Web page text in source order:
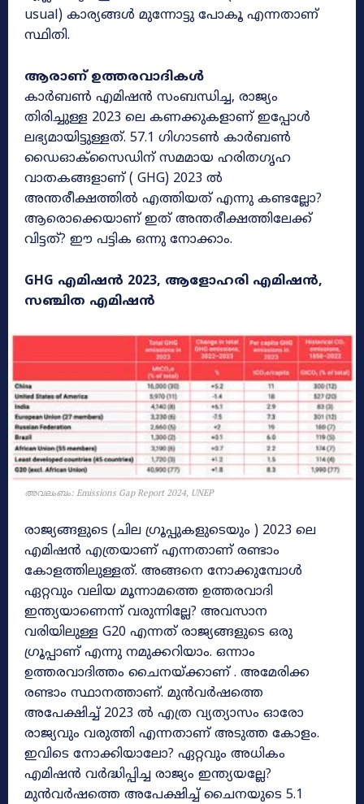
usual) കാര്യങ്ങൾ മുന്നോട്ടു പോകൂ എന്നതാണ്
സ്ഥിതി.
ആരാണ് ഉത്തരവാദികൾ
കാർബൺ എമിഷൻ സംബന്ധിച്ച, രാജ്യം
തിരിച്ചുള്ള 2023 ലെ കണക്കുകളാണ് ഇപ്പോൾ
ലഭ്യമായിട്ടുള്ളത്. 57.1 ഗിഗാടൺ കാർബൺ
ഡൈഓക്സൈഡിന് സമമായ ഹരിതഗൃഹ
വാതകങ്ങളാണ് ( GHG) 2023 ൽ
അന്തരീക്ഷത്തിൽ എത്തിയത് എന്നു കണ്ടല്ലോ?
ആരൊക്കെയാണ് ഇത് അന്തരീക്ഷത്തിലേക്ക്
വിട്ടത്? ഈ പട്ടിക ഒന്നു നോക്കാം.
GHG എമിഷൻ 2023, ആളോഹരി എമിഷൻ,
സഞ്ചിത എമിഷൻ
അവലംബം: Emissions Gap Report 2024, UNEP
രാജ്യങ്ങളുടെ (ചില ഗ്രൂപ്പുകളുടെയും ) 2023 ലെ
എമിഷൻ എത്രയാണ് എന്നതാണ് രണ്ടാം
കോളത്തിലുള്ളത്. അങ്ങനെ നോക്കുമ്പോൾ
ഏറ്റവും വലിയ മൂന്നാമത്തെ ഉത്തരവാദി
ഇന്ത്യയാണെന്ന് വരുന്നില്ലേ? അവസാന
വരിയിലുള്ള G20 എന്നത് രാജ്യങ്ങളുടെ ഒരു
ഗ്രൂപ്പാണ് എന്നു നമുക്കറിയാം. ഒന്നാം
ഉത്തരവാദിത്തം ചൈനയ്ക്കാണ് . അമേരിക്ക
രണ്ടാം സ്ഥാനത്താണ്. മുൻവർഷത്തെ
അപേക്ഷിച്ച് 2023 ൽ എത്ര വ്യത്യാസം ഓരോ
രാജ്യവും വരുത്തി എന്നതാണ് അടുത്ത കോളം.
ഇവിടെ നോക്കിയാലോ? ഏറ്റവും അധികം
എമിഷൻ വർദ്ധിപ്പിച്ച രാജ്യം ഇന്ത്യയല്ലേ?
മുൻവർഷത്തെ അപേക്ഷിച്ച് ചൈനയുടെ 5.1